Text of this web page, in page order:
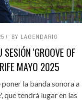
BY LAGENDARIO
'GROOVE OF
MAYO 2025
la banda sonora a
que tendrá lugar en las